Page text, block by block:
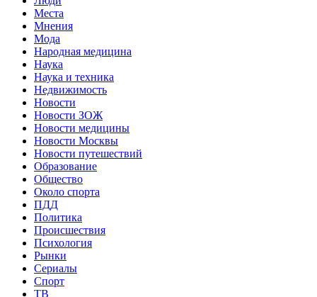
Места
Мнения
Мода
Народная медицина
Наука
Наука и техника
Недвижимость
Новости
Новости ЗОЖ
Новости медицины
Новости Москвы
Новости путешествий
Образование
Общество
Около спорта
ПДД
Политика
Происшествия
Психология
Рынки
Сериалы
Спорт
ТВ